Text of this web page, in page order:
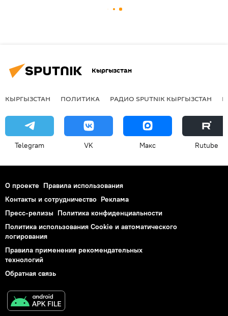
Кыргызстан
КЫРГЫЗСТАН ПОЛИТИКА РАДИО SPUTNIK КЫРГЫЗСТАН
Telegram VK Макс Rutube
О проекте Правила использования
Контакты и сотрудничество Реклама
Пресс-релизы Политика конфиденциальности
Политика использования Cookie и автоматического
логирования
Правила применения рекомендательных
технологий
Обратная связь